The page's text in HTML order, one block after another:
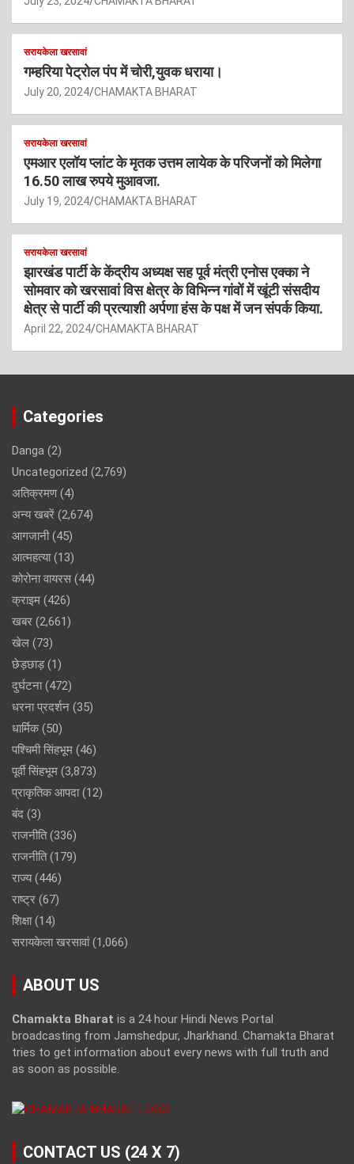
सरायकेला खरसावां
गम्हरिया पेट्रोल पंप में चोरी,युवक धराया।
July 20, 2024 CHAMAKTA BHARAT
सरायकेला खरसावां
एमआर एलॉय प्लांट के मृतक उत्तम लायेक के परिजनों को मिलेगा
16.50 लाख रुपये मुआवजा.
July 19, 2024 CHAMAKTA BHARAT
सरायकेला खरसावां
झारखंड पार्टी के केंद्रीय अध्यक्ष सह पूर्व मंत्री एनोस एक्का ने
सोमवार को खरसावां विस क्षेत्र के विभिन्न गांवों में खूंटी संसदीय
क्षेत्र से पार्टी की प्रत्याशी अर्पणा हंस के पक्ष में जन संपर्क किया.
April 22, 2024 CHAMAKTA BHARAT
Categories
Danga (2)
Uncategorized (2,769)
अतिक्रमण(4)
अन्य खबरें (2,674)
आगजानी(45)
आत्महत्या(13)
कोरोना वायरस (44)
क्राइम (426)
खबर (2,661)
खेल (73)
छेड़छाड़(1)
दुर्घटना(472)
धरना प्रदर्शन (35)
धार्मिक(50)
पश्चिमी सिंहभूम (46)
पूर्वी सिंहभूम (3,873)
प्राकृतिक आपदा(12)
बंद (3)
राजनीति(336)
राजनीति(179)
राज्य(446)
राष्ट्र (67)
शिक्षा(14)
सरायकेला खरसावां(1,066)
ABOUT US
Chamakta Bharat is a 24 hour Hindi News Portal
broadcasting from Jamshedpur, Jharkhand. Chamakta Bharat
tries to get information about every news with full truth and
as soon as possible.
CONTACT US (24 X 7)